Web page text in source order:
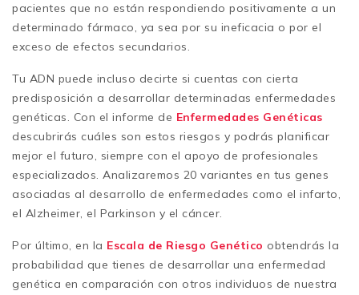
pacientes que no están respondiendo positivamente a un
determinado fármaco, ya sea por su ineficacia o por el
exceso de efectos secundarios.
Tu ADN puede incluso decirte si cuentas con cierta
predisposición a desarrollar determinadas enfermedades
genéticas. Con el informe de Enfermedades Genéticas
descubrirás cuáles son estos riesgos y podrás planificar
mejor el futuro, siempre con el apoyo de profesionales
especializados. Analizaremos 20 variantes en tus genes
asociadas al desarrollo de enfermedades como el infarto,
el Alzheimer, el Parkinson y el cáncer.
Por último, en la Escala de Riesgo Genético obtendrás la
probabilidad que tienes de desarrollar una enfermedad
genética en comparación con otros individuos de nuestra